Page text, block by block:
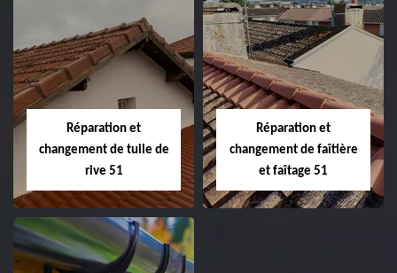
Peinture sur tuile
et toiture 51
Marne
Changement de
toiture 51
Réparation et
changement de tuile de
rive 51
Réparation et
changement de faîtière
et faîtage 51